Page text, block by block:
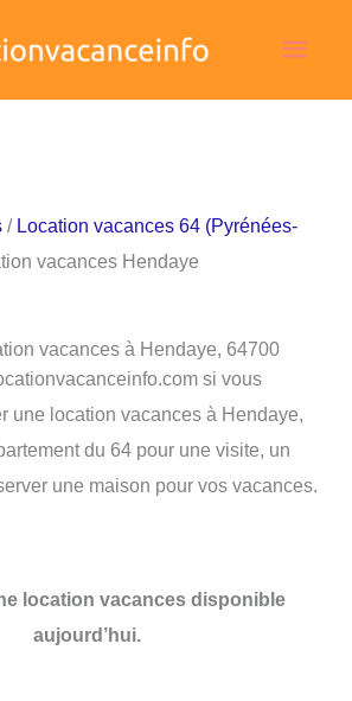
/ Location vacances 64 (Pyrénées-
vacances Hendaye
vacances à Hendaye, 64700
si vous
une location vacances à Hendaye,
du 64 pour une visite, un
une maison pour vos vacances.
location vacances disponible
aujourd’hui.